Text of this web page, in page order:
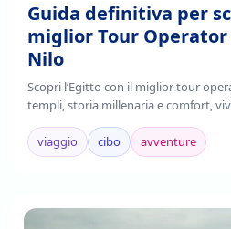
Guida definitiva per
miglior Tour
Nilo
Scopri l’Egitto con il miglior tour
templi, storia millenaria e comfort,
indimenticabile.Prenota ora!
viaggio
cibo avventure